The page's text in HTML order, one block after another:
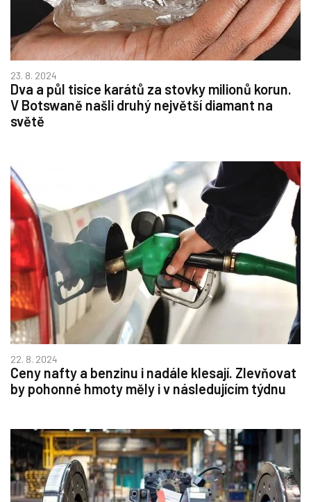
23. 8. 2024
Dva a půl tisíce karátů za stovky milionů korun.
V Botswaně našli druhý největší diamant na
světě
22. 8. 2024
Ceny nafty a benzinu i nadále klesají. Zlevňovat
by pohonné hmoty měly i v následujícím týdnu